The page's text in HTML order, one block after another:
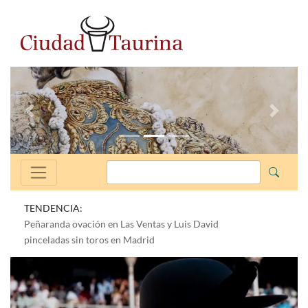
Anterior
TENDENCIA:
Peñaranda ovación en Las Ventas y Luis David
pinceladas sin toros en Madrid